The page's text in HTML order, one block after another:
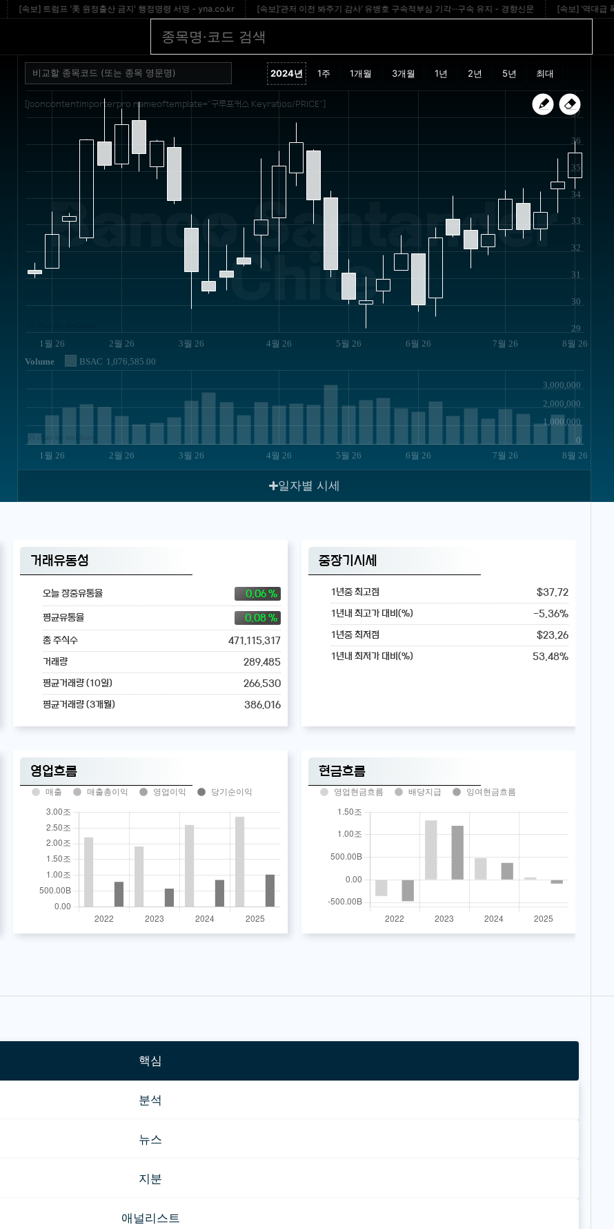
보] 트럼프 '美 원정출산 금지' 행정명령 서명 - yna.co.kr [속보]‘관저 이전 봐주기 감사’ 유병호 구속적부심 기각···구속 유지 - 경향신문 [속보] ’역대급 폭염’
Banco Santander
Chile
[jsoncontentimporterpro nameoftemplate="구루포커스 Keyratios/PRICE"]
1월 26 2월 26 3월 26 4월 26 5월 26 6월 26 7월 26 8월 26
29
30
31
32
33
34
35
36
37
Volume BSAC 1,076,585.00
1월 26 2월 26 3월 26 4월 26 5월 26 6월 26 7월 26 8월 26
0
1,000,000
2,000,000
3,000,000
일자별 시세
거래유동성
오늘 장중유통율 0.06 %
평균유통율 0.08 %
총 주식수 471,115,317
거래량 289,485
평균거래량 (10일) 266,530
평균거래량 (3개월) 386,016
중장기시세
1년중 최고점 $37.72
1년내 최고가 대비(%) -5.36%
1년중 최저점 $23.26
1년내 최저가 대비(%) 53.48%
영업흐름
매출 매출총이익 영업이익 당기순이익
현금흐름
영업현금흐름 배당지급 잉여현금흐름
핵심
분석
뉴스
지분
애널리스트